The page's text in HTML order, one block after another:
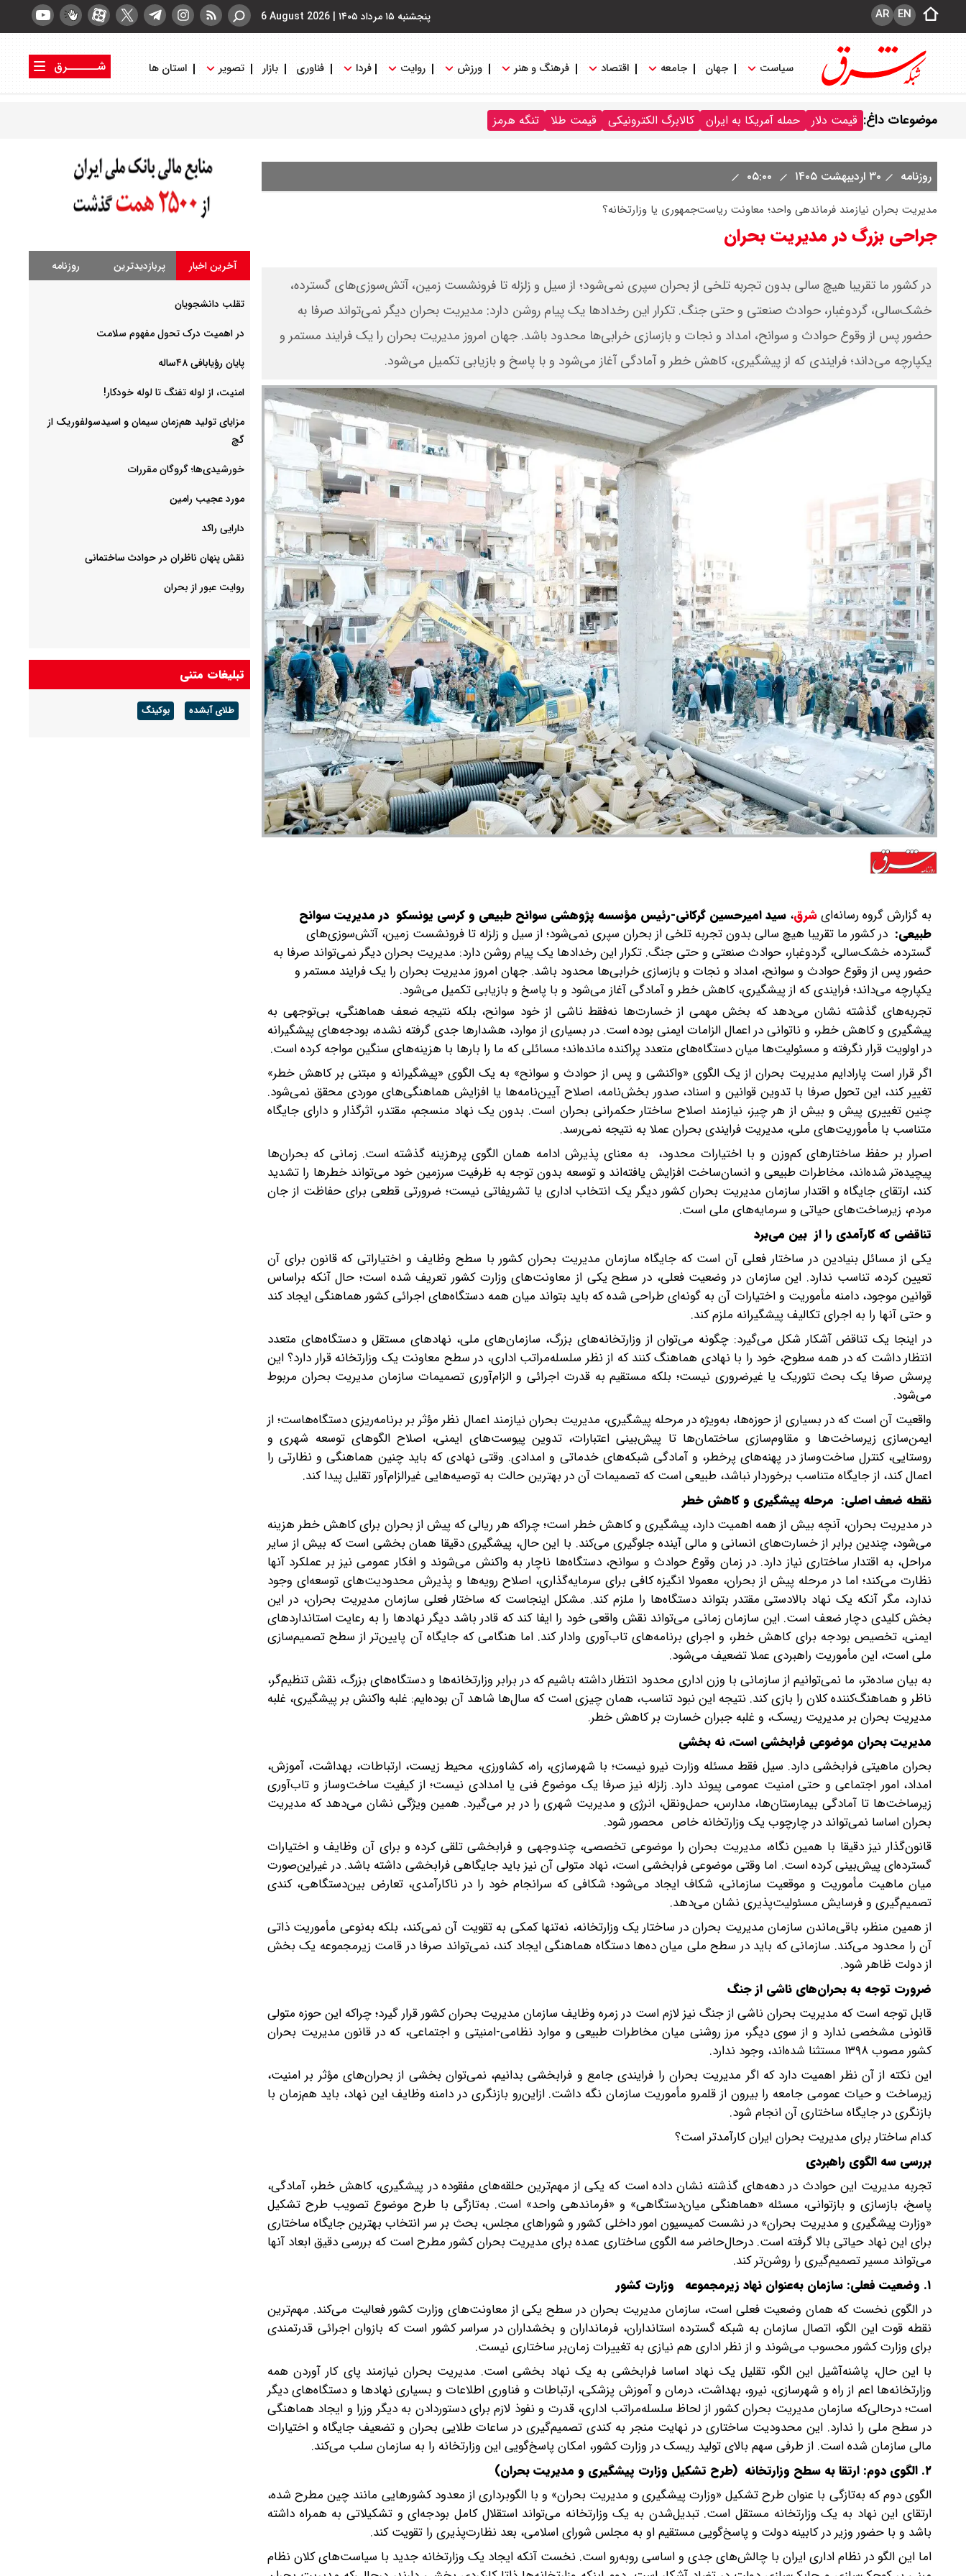
پنجشنبه ۱۵ مرداد ۱۴۰۵ |
6 August 2026 EN
AR
سیاست جهان جامعه اقتصاد فرهنگ و هنر ورزش روایت فردا فناوری بازار تصویر استان ها
شــــــرق
موضوعات داغ: قیمت دلار حمله آمریکا به ایران کالابرگ الکترونیکی قیمت طلا تنگه هرمز
روزنامه ۳۰ اردیبهشت ۱۴۰۵
مدیریت بحران نیازمند فرماندهی واحد؛ معاونت ریاست‌جمهوری یا وزارتخانه؟
جراحی بزرگ در مدیریت بحران
در کشور ما تقریبا هیچ سالی بدون تجربه تلخی از بحران سپری نمی‌شود؛ از سیل و زلزله تا فرونشست زمین، آتش‌سوزی‌های گسترده،
خشک‌سالی، گردوغبار، حوادث صنعتی و حتی جنگ. تکرار این رخدادها یک پیام روشن دارد: مدیریت بحران دیگر نمی‌تواند صرفا به
حضور پس از وقوع حوادث و سوانح، امداد و نجات و بازسازی خرابی‌ها محدود باشد. جهان امروز مدیریت بحران را یک فرایند مستمر و
یکپارچه می‌داند؛ فرایندی که از پیشگیری، کاهش خطر و آمادگی آغاز می‌شود و با پاسخ و بازیابی تکمیل می‌شود.
به گزارش گروه رسانه‌ایشرق، سید امیرحسین گرکانی-رئیس مؤسسه پژوهشی سوانح طبیعی و کرسی یونسکو در مدیریت سوانح
طبیعی: در کشور ما تقریبا هیچ سالی بدون تجربه تلخی از بحران سپری نمی‌شود؛ از سیل و زلزله تا فرونشست زمین، آتش‌سوزی‌های
گسترده، خشک‌سالی، گردوغبار، حوادث صنعتی و حتی جنگ. تکرار این رخدادها یک پیام روشن دارد: مدیریت بحران دیگر نمی‌تواند صرفا به
حضور پس از وقوع حوادث و سوانح، امداد و نجات و بازسازی خرابی‌ها محدود باشد. جهان امروز مدیریت بحران را یک فرایند مستمر و
یکپارچه می‌داند؛ فرایندی که از پیشگیری، کاهش خطر و آمادگی آغاز می‌شود و با پاسخ و بازیابی تکمیل می‌شود.
تجربه‌های گذشته نشان می‌دهد که بخش مهمی از خسارت‌ها نه‌فقط ناشی از خود سوانح، بلکه نتیجه ضعف هماهنگی، بی‌توجهی به
پیشگیری و کاهش خطر، و ناتوانی در اعمال الزامات ایمنی بوده است. در بسیاری از موارد، هشدارها جدی گرفته نشده، بودجه‌های پیشگیرانه
در اولویت قرار نگرفته و مسئولیت‌ها میان دستگاه‌های متعدد پراکنده مانده‌اند؛ مسائلی که ما را بارها با هزینه‌های سنگین مواجه کرده است.
اگر قرار است پارادایم مدیریت بحران از یک الگوی «واکنشی و پس از حوادث و سوانح» به یک الگوی «پیشگیرانه و مبتنی بر کاهش خطر»
تغییر کند، این تحول صرفا با تدوین قوانین و اسناد، صدور بخش‌نامه، اصلاح آیین‌نامه‌ها یا افزایش هماهنگی‌های موردی محقق نمی‌شود.
چنین تغییری پیش و بیش از هر چیز، نیازمند اصلاح ساختار حکمرانی بحران است. بدون یک نهاد منسجم، مقتدر، اثرگذار و دارای جایگاه
متناسب با مأموریت‌های ملی، مدیریت فرایندی بحران عملا به نتیجه نمی‌رسد.
اصرار بر حفظ ساختارهای کم‌وزن و با اختیارات محدود، به معنای پذیرش ادامه همان الگوی پرهزینه گذشته است. زمانی که بحران‌ها
پیچیده‌تر شده‌اند، مخاطرات طبیعی و انسان‌ساخت افزایش یافته‌اند و توسعه بدون توجه به ظرفیت سرزمین خود می‌تواند خطرها را تشدید
کند، ارتقای جایگاه و اقتدار سازمان مدیریت بحران کشور دیگر یک انتخاب اداری یا تشریفاتی نیست؛ ضرورتی قطعی برای حفاظت از جان
مردم، زیرساخت‌های حیاتی و سرمایه‌های ملی است.
تناقضی که کارآمدی را از بین می‌برد
یکی از مسائل بنیادین در ساختار فعلی آن است که جایگاه سازمان مدیریت بحران کشور با سطح وظایف و اختیاراتی که قانون برای آن
تعیین کرده، تناسب ندارد. این سازمان در وضعیت فعلی، در سطح یکی از معاونت‌های وزارت کشور تعریف شده است؛ حال آنکه براساس
قوانین موجود، دامنه مأموریت و اختیارات آن به گونه‌ای طراحی شده که باید بتواند میان همه دستگاه‌های اجرائی کشور هماهنگی ایجاد کند
و حتی آنها را به اجرای تکالیف پیشگیرانه ملزم کند.
در اینجا یک تناقض آشکار شکل می‌گیرد: چگونه می‌توان از وزارتخانه‌های بزرگ، سازمان‌های ملی، نهادهای مستقل و دستگاه‌های متعدد
انتظار داشت که در همه سطوح، خود را با نهادی هماهنگ کنند که از نظر سلسله‌مراتب اداری، در سطح معاونت یک وزارتخانه قرار دارد؟ این
پرسش صرفا یک بحث تئوریک یا غیرضروری نیست؛ بلکه مستقیم به قدرت اجرائی و الزام‌آوری تصمیمات سازمان مدیریت بحران مربوط
می‌شود.
واقعیت آن است که در بسیاری از حوزه‌ها، به‌ویژه در مرحله پیشگیری، مدیریت بحران نیازمند اعمال نظر مؤثر بر برنامه‌ریزی دستگاه‌هاست؛ از
ایمن‌سازی زیرساخت‌ها و مقاوم‌سازی ساختمان‌ها تا پیش‌بینی اعتبارات، تدوین پیوست‌های ایمنی، اصلاح الگوهای توسعه شهری و
روستایی، کنترل ساخت‌وساز در پهنه‌های پرخطر، و آمادگی شبکه‌های خدماتی و امدادی. وقتی نهادی که باید چنین هماهنگی و نظارتی را
اعمال کند، از جایگاه متناسب برخوردار نباشد، طبیعی است که تصمیمات آن در بهترین حالت به توصیه‌هایی غیرالزام‌آور تقلیل پیدا کند.
نقطه ضعف اصلی: مرحله پیشگیری و کاهش خطر
در مدیریت بحران، آنچه بیش از همه اهمیت دارد، پیشگیری و کاهش خطر است؛ چراکه هر ریالی که پیش از بحران برای کاهش خطر هزینه
می‌شود، چندین برابر از خسارت‌های انسانی و مالی آینده جلوگیری می‌کند. با این حال، پیشگیری دقیقا همان بخشی است که بیش از سایر
مراحل، به اقتدار ساختاری نیاز دارد. در زمان وقوع حوادث و سوانح، دستگاه‌ها ناچار به واکنش می‌شوند و افکار عمومی نیز بر عملکرد آنها
نظارت می‌کند؛ اما در مرحله پیش از بحران، معمولا انگیزه کافی برای سرمایه‌گذاری، اصلاح رویه‌ها و پذیرش محدودیت‌های توسعه‌ای وجود
ندارد، مگر آنکه یک نهاد بالادستی مقتدر بتواند دستگاه‌ها را ملزم کند. مشکل اینجاست که ساختار فعلی سازمان مدیریت بحران، در این
بخش کلیدی دچار ضعف است. این سازمان زمانی می‌تواند نقش واقعی خود را ایفا کند که قادر باشد دیگر نهادها را به رعایت استانداردهای
ایمنی، تخصیص بودجه برای کاهش خطر، و اجرای برنامه‌های تاب‌آوری وادار کند. اما هنگامی که جایگاه آن پایین‌تر از سطح تصمیم‌سازی
ملی است، این مأموریت راهبردی عملا تضعیف می‌شود.
به بیان ساده‌تر، ما نمی‌توانیم از سازمانی با وزن اداری محدود انتظار داشته باشیم که در برابر وزارتخانه‌ها و دستگاه‌های بزرگ، نقش تنظیم‌گر،
ناظر و هماهنگ‌کننده کلان را بازی کند. نتیجه این نبود تناسب، همان چیزی است که سال‌ها شاهد آن بوده‌ایم: غلبه واکنش بر پیشگیری، غلبه
مدیریت بحران بر مدیریت ریسک، و غلبه جبران خسارت بر کاهش خطر.
مدیریت بحران موضوعی فرابخشی است، نه بخشی
بحران ماهیتی فرابخشی دارد. سیل فقط مسئله وزارت نیرو نیست؛ با شهرسازی، راه، کشاورزی، محیط‌ زیست، ارتباطات، بهداشت، آموزش،
امداد، امور اجتماعی و حتی امنیت عمومی پیوند دارد. زلزله نیز صرفا یک موضوع فنی یا امدادی نیست؛ از کیفیت ساخت‌وساز و تاب‌آوری
زیرساخت‌ها تا آمادگی بیمارستان‌ها، مدارس، حمل‌ونقل، انرژی و مدیریت شهری را در بر می‌گیرد. همین ویژگی نشان می‌دهد که مدیریت
بحران اساسا نمی‌تواند در چارچوب یک وزارتخانه خاص محصور شود.
قانون‌گذار نیز دقیقا با همین نگاه، مدیریت بحران را موضوعی تخصصی، چندوجهی و فرابخشی تلقی کرده و برای آن وظایف و اختیارات
گسترده‌ای پیش‌بینی کرده است. اما وقتی موضوعی فرابخشی است، نهاد متولی آن نیز باید جایگاهی فرابخشی داشته باشد. در غیر‌این‌صورت
میان ماهیت مأموریت و موقعیت سازمانی، شکاف ایجاد می‌شود؛ شکافی که سرانجام خود را در ناکارآمدی، تعارض بین‌دستگاهی، کندی
تصمیم‌گیری و فرسایش مسئولیت‌پذیری نشان می‌دهد.
از همین منظر، باقی‌ماندن سازمان مدیریت بحران در ساختار یک وزارتخانه، نه‌تنها کمکی به تقویت آن نمی‌کند، بلکه به‌نوعی مأموریت ذاتی
آن را محدود می‌کند. سازمانی که باید در سطح ملی میان ده‌ها دستگاه هماهنگی ایجاد کند، نمی‌تواند صرفا در قامت زیرمجموعه یک بخش
از دولت ظاهر شود.
ضرورت توجه به بحران‌های ناشی از جنگ
قابل توجه است که مدیریت بحران ناشی از جنگ نیز لازم است در زمره وظایف سازمان مدیریت بحران کشور قرار گیرد؛ چرا‌که این حوزه متولی
قانونی مشخصی ندارد و از سوی دیگر، مرز روشنی میان مخاطرات طبیعی و موارد نظامی-امنیتی و اجتماعی، که در قانون مدیریت بحران
کشور مصوب ۱۳۹۸ مستثنا شده‌اند، وجود ندارد.
این نکته از آن نظر اهمیت دارد که اگر مدیریت بحران را فرایندی جامع و فرابخشی بدانیم، نمی‌توان بخشی از بحران‌های مؤثر بر امنیت،
زیرساخت و حیات عمومی جامعه را بیرون از قلمرو مأموریت سازمان نگه داشت. ازاین‌رو بازنگری در دامنه وظایف این نهاد، باید هم‌زمان با
بازنگری در جایگاه ساختاری آن انجام شود.
کدام ساختار برای مدیریت بحران ایران کارآمدتر است؟
بررسی سه الگوی راهبردی
تجربه مدیریت این حوادث در دهه‌های گذشته نشان داده است که یکی از مهم‌ترین حلقه‌های مفقوده در پیشگیری، کاهش خطر، آمادگی،
پاسخ، بازسازی و بازتوانی، مسئله «هماهنگی میان‌دستگاهی» و «فرماندهی واحد» است. به‌تازگی با طرح موضوع تصویب طرح تشکیل
«وزارت پیشگیری و مدیریت بحران» در نشست کمیسیون امور داخلی کشور و شوراهای مجلس، بحث بر سر انتخاب بهترین جایگاه ساختاری
برای این نهاد حیاتی بالا گرفته است. درحال‌حاضر سه الگوی ساختاری عمده برای مدیریت بحران کشور مطرح است که بررسی دقیق ابعاد آنها
می‌تواند مسیر تصمیم‌گیری را روشن‌تر کند.
۱. وضعیت فعلی: سازمان به‌عنوان نهاد زیرمجموعه وزارت کشور
در الگوی نخست که همان وضعیت فعلی است، سازمان مدیریت بحران در سطح یکی از معاونت‌های وزارت کشور فعالیت می‌کند. مهم‌ترین
نقطه قوت این الگو، اتصال سازمان به شبکه گسترده استانداران، فرمانداران و بخشداران در سراسر کشور است که بازوان اجرائی قدرتمندی
برای وزارت کشور محسوب می‌شوند و از نظر اداری هم نیازی به تغییرات زمان‌بر ساختاری نیست.
با این حال، پاشنه‌آشیل این الگو، تقلیل یک نهاد اساسا فرابخشی به یک نهاد بخشی است. مدیریت بحران نیازمند پای‌ کار آوردن همه
وزارتخانه‌ها اعم از راه و شهرسازی، نیرو، بهداشت، درمان و آموزش پزشکی، ارتباطات و فناوری اطلاعات و بسیاری نهادها و دستگاه‌های دیگر
است؛ در‌حالی‌که سازمان مدیریت بحران کشور از لحاظ سلسله‌مراتب اداری، قدرت و نفوذ لازم برای دستور‌دادن به دیگر وزرا و ایجاد هماهنگی
در سطح ملی را ندارد. این محدودیت ساختاری در نهایت منجر به کندی تصمیم‌گیری در ساعات طلایی بحران و تضعیف جایگاه و اختیارات
مالی سازمان شده است. از طرفی سهم بالای تولید ریسک در وزارت کشور، امکان پاسخ‌گویی این وزارتخانه را به سازمان سلب می‌کند.
۲. الگوی دوم: ارتقا به سطح وزارتخانه (طرح تشکیل وزارت پیشگیری و مدیریت بحران)
الگوی دوم که به‌تازگی با عنوان طرح تشکیل «وزارت پیشگیری و مدیریت بحران» و با الگوبرداری از معدود کشورهایی مانند چین مطرح شده،
ارتقای این نهاد به یک وزارتخانه مستقل است. تبدیل‌شدن به یک وزارتخانه می‌تواند استقلال کامل بودجه‌ای و تشکیلاتی به همراه داشته
باشد و با حضور وزیر در کابینه دولت و پاسخ‌گویی مستقیم او به مجلس شورای اسلامی، بعد نظارت‌پذیری را تقویت کند.
اما این الگو در نظام اداری ایران با چالش‌های جدی و اساسی روبه‌رو است. نخست آنکه ایجاد یک وزارتخانه جدید با سیاست‌های کلان نظام
آخرین اخبار پربازدیدترین روزنامه
‌تقلب دانشجویان
در اهمیت درک تحول مفهوم سلامت
پایان رؤیابافی ۴۸ساله
امنیت، از لوله تفنگ تا ‌لوله خودکار!
مزایای تولید هم‌زمان سیمان و اسیدسولفوریک از
گچ
خورشیدی‌ها؛ گروگان مقررات
مورد عجیب رامین
دارایی راکد
نقش پنهان ناظران در حوادث ساختمانی
روایت عبور از بحران
تبلیغات متنی
طلای آبشده بوکینگ